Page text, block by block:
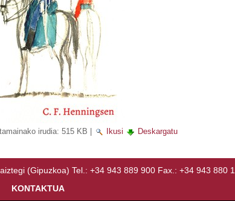
irudia: 515 KB Ikusi Deskargatu
(Gipuzkoa) Tel.: +34 943 889 900 Fax.: +34 943 880
KONTAKTUA